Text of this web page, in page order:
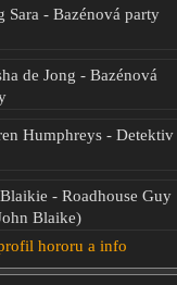
Sara - Bazénová party
de Jong - Bazénová
Humphreys - Detektiv
- Roadhouse Guy
Blaike)
hororu a info